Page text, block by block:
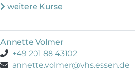
weitere Kurse
Annette Volmer
+49 201 88 43102
annette.volmer@vhs.essen.de